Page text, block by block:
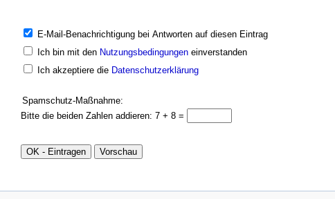
E-Mail-Benachrichtigung bei Antworten auf diesen Eintrag
Ich bin mit den Nutzungsbedingungeneinverstanden
Ich akzeptiere die Datenschutzerklärung
Spamschutz-Maßnahme:
Bitte die beiden Zahlen addieren: 7 + 8 =